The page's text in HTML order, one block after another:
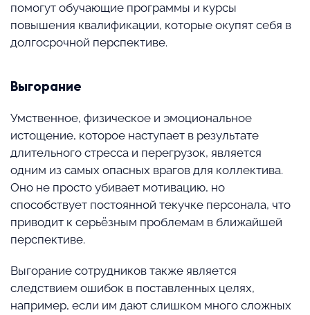
помогут обучающие программы и курсы
повышения квалификации, которые окупят себя в
долгосрочной перспективе.
Выгорание
Умственное, физическое и эмоциональное
истощение, которое наступает в результате
длительного стресса и перегрузок, является
одним из самых опасных врагов для коллектива.
Оно не просто убивает мотивацию, но
способствует постоянной текучке персонала, что
приводит к серьёзным проблемам в ближайшей
перспективе.
Выгорание сотрудников также является
следствием ошибок в поставленных целях,
например, если им дают слишком много сложных